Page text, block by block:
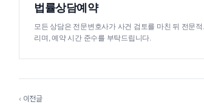
법률상담예약
모든 상담은 전문변호사가 사건 검토를 마친 뒤 전문
리며, 예약 시간 준수를 부탁드립니다.
‹ 이전글